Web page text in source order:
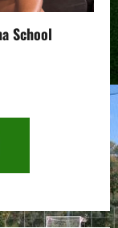
School